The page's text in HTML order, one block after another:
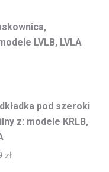
LVLB, LVLA
pod szeroki
z: modele KRLB,
zł